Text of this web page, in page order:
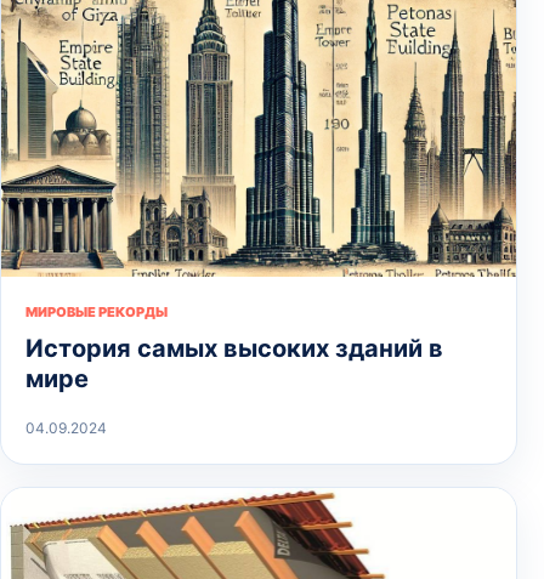
МИРОВЫЕ РЕКОРДЫ
История самых высоких зданий в
мире
04.09.2024